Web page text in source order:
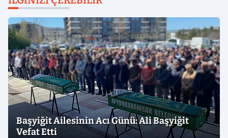
Başyiğit Ailesinin Acı Günü: Ali Başyiğit
Vefat Etti